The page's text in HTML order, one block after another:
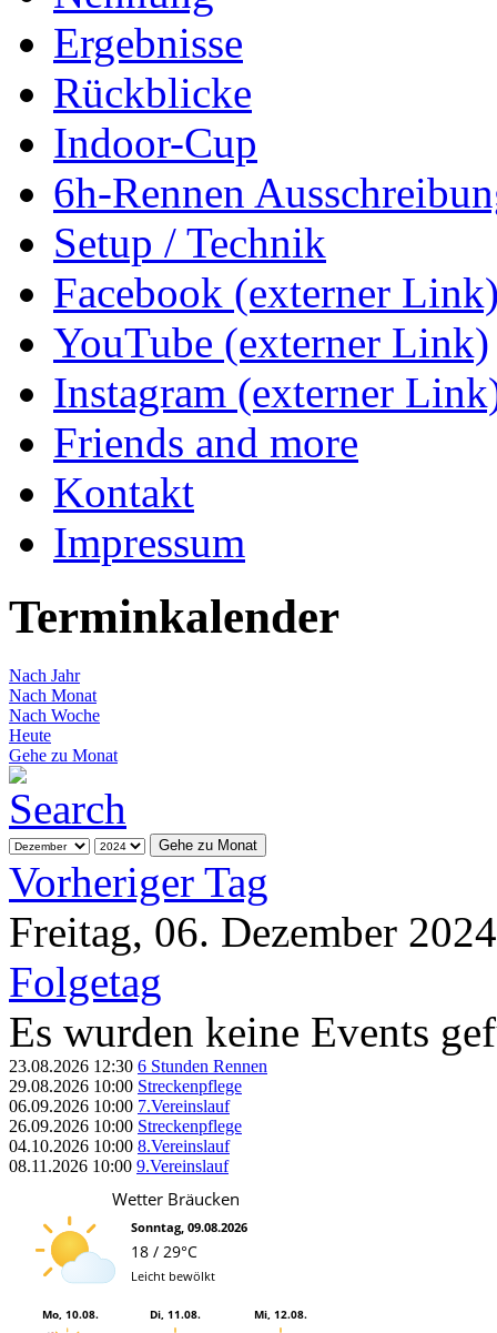
Ergebnisse
Rückblicke
Indoor-Cup
6h-Rennen
Setup / Technik
Facebook (externer
YouTube (externer Link)
Instagram (externer
Friends and more
Kontakt
Impressum
Terminkalender
Nach Jahr
Nach Monat
Nach Woche
Heute
Gehe zu Monat
Gehe zu Monat
Vorheriger Tag
Freitag, 06. Dezember 2024
Folgetag
Es wurden keine Events
23.08.2026 12:30 6 Stunden Rennen
29.08.2026 10:00 Streckenpflege
06.09.2026 10:00 7.Vereinslauf
26.09.2026 10:00 Streckenpflege
04.10.2026 10:00 8.Vereinslauf
08.11.2026 10:00 9.Vereinslauf
Wetter Bräucken
Sonntag, 09.08.2026
18 / 29°C
Leicht bewölkt
Mo, 10.08. Di, 11.08. Mi, 12.08.